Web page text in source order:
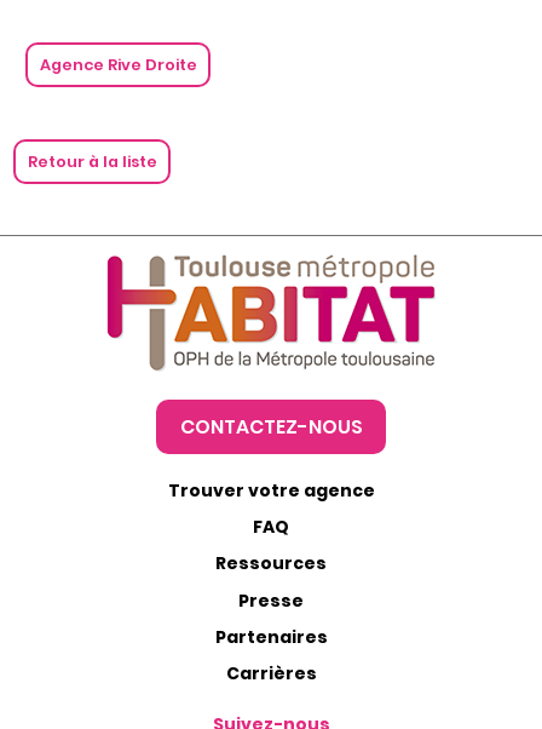
Agence Rive Droite
Retour à la liste
CONTACTEZ-NOUS
Trouver votre agence
FAQ
Ressources
Presse
Partenaires
Carrières
Suivez-nous